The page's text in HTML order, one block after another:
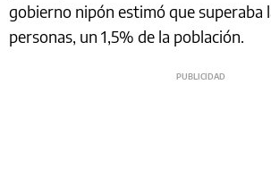
gobierno nipón estimó que superaba
personas, un 1,5% de la población.